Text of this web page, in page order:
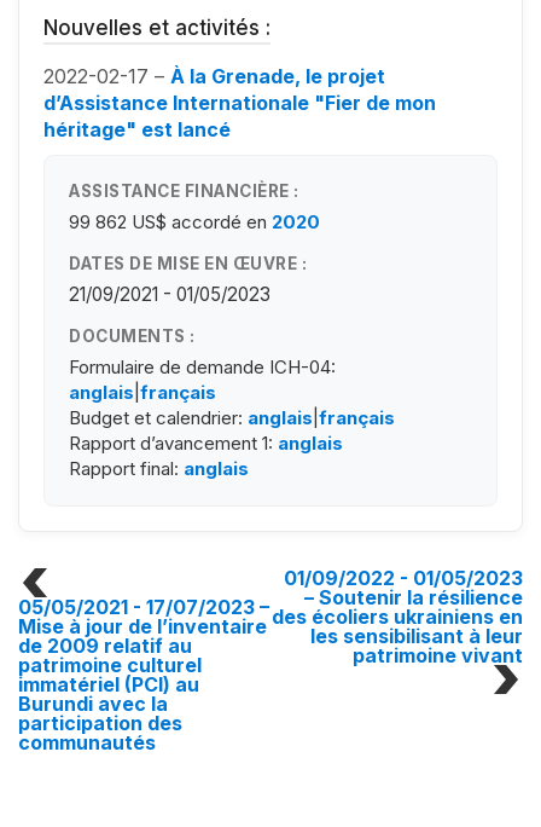
Nouvelles et activités :
2022-02-17 – À la Grenade, le projet
d’Assistance Internationale "Fier de mon
héritage" est lancé
ASSISTANCE FINANCIÈRE :
99 862 US$ accordé en 2020
DATES DE MISE EN ŒUVRE :
21/09/2021 - 01/05/2023
DOCUMENTS :
Formulaire de demande ICH-04:
anglais français
Budget et calendrier: anglais français
Rapport d’avancement 1: anglais
Rapport final: anglais
05/05/2021 - 17/07/2023 –
Mise à jour de l’inventaire
de 2009 relatif au
patrimoine culturel
immatériel (PCI) au
Burundi avec la
participation des
communautés
01/09/2022 - 01/05/2023
– Soutenir la résilience
des écoliers ukrainiens en
les sensibilisant à leur
patrimoine vivant